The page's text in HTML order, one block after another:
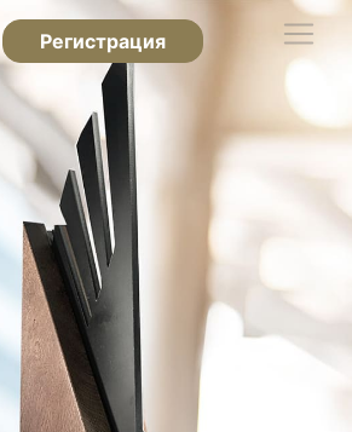
Регистрация